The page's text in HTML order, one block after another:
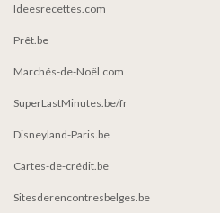
Ideesrecettes.com
Prêt.be
Marchés-de-Noël.com
SuperLastMinutes.be/fr
Disneyland-Paris.be
Cartes-de-crédit.be
Sitesderencontresbelges.be